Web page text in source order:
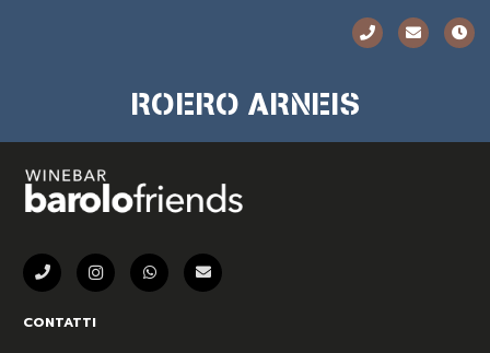
ROERO ARNEIS
CONTATTI